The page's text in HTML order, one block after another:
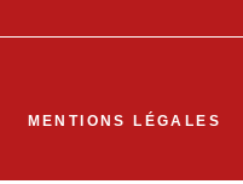
MENTIONS LÉGALES